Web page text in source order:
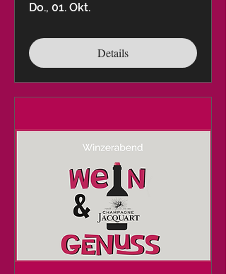
Do., 01. Okt.
Details